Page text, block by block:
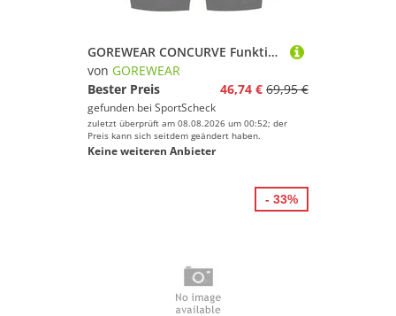
GOREWEAR CONCURVE Funktionsshorts Damen
von GOREWEAR
Bester Preis
46,74 € 69,95 €
gefunden bei SportScheck
zuletzt überprüft am 08.08.2026 um 00:52; der
Preis kann sich seitdem geändert haben.
Keine weiteren Anbieter
- 33%